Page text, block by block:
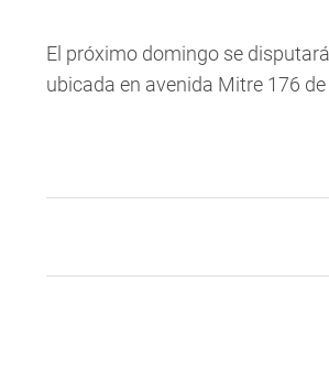
El próximo domingo se
ubicada en avenida Mitre 176